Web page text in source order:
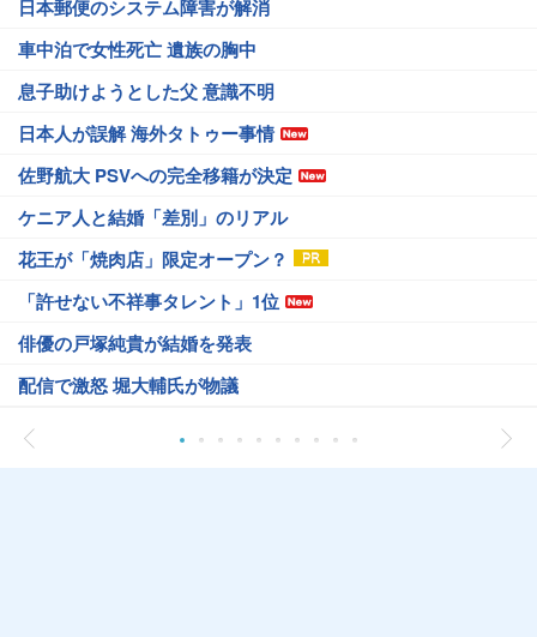
日本郵便のシステム障害が解消
車中泊で女性死亡 遺族の胸中
息子助けようとした父 意識不明
日本人が誤解 海外タトゥー事情
佐野航大 PSVへの完全移籍が決定
ケニア人と結婚「差別」のリアル
花王が「焼肉店」限定オープン？
「許せない不祥事タレント」1位
俳優の戸塚純貴が結婚を発表
配信で激怒 堀大輔氏が物議